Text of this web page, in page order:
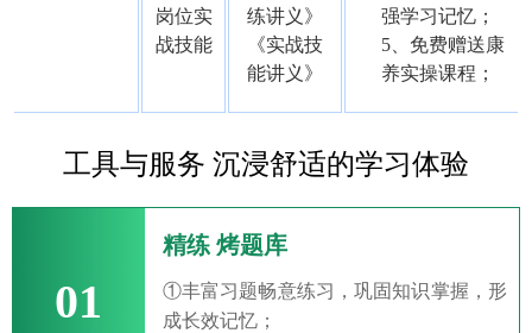
岗位实
战技能
练讲义》
《实战技
能讲义》
强学习记忆；
5、免费赠送康
养实操课程；
工具与服务 沉浸舒适的学习体验
01
精练 烤题库
①丰富习题畅意练习，巩固知识掌握，形
成长效记忆；